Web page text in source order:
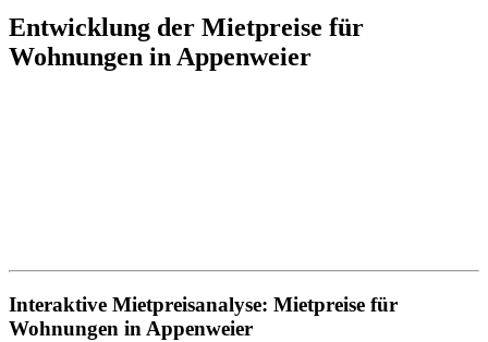
Entwicklung der Mietpreise für
Wohnungen in Appenweier
Interaktive Mietpreisanalyse: Mietpreise für
Wohnungen in Appenweier